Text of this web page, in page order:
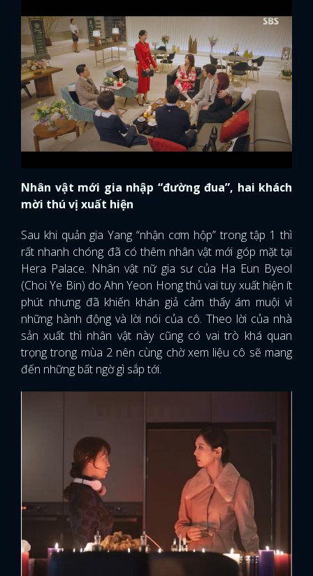
Nhân vật mới gia nhập “đường đua”, hai khách
mời thú vị xuất hiện
Sau khi quản gia Yang “nhận cơm hộp” trong tập 1 thì
rất nhanh chóng đã có thêm nhân vật mới góp mặt tại
Hera Palace. Nhân vật nữ gia sư của Ha Eun Byeol
(Choi Ye Bin) do Ahn Yeon Hong thủ vai tuy xuất hiện ít
phút nhưng đã khiến khán giả cảm thấy ám muội vì
những hành động và lời nói của cô. Theo lời của nhà
sản xuất thì nhân vật này cũng có vai trò khá quan
trọng trong mùa 2 nên cùng chờ xem liệu cô sẽ mang
đến những bất ngờ gì sắp tới.